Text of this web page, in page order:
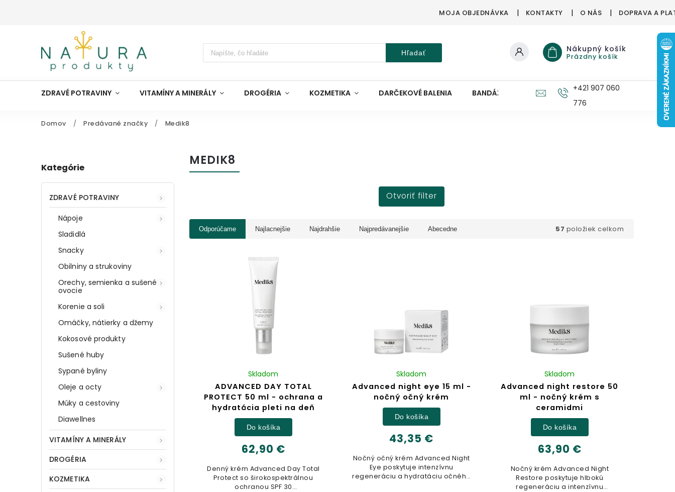
MOJA OBJEDNÁVKA KONTAKTY O NÁS DOPRAVA A
Hľadať Nákupný košík
Prázdny košík
ZDRAVÉ POTRAVINY VITAMÍNY A MINERÁLY DROGÉRIA KOZMETIKA DARČEKOVÉ BALENIA BANDÁŽE, ORTÉZY ZDRAVÉ HUBY
+421 907 060
776
Domov / Predávané značky / Medik8
Kategórie
ZDRAVÉ POTRAVINY
Nápoje
Sladidlá
Snacky
Obilniny a strukoviny
Orechy, semienka a sušené
ovocie
Korenie a soli
Omáčky, nátierky a džemy
Kokosové produkty
Sušené huby
Sypané byliny
Oleje a octy
Múky a cestoviny
Diawellnes
VITAMÍNY A MINERÁLY
DROGÉRIA
KOZMETIKA
MEDIK8
Otvoriť filter
Odporúčame Najlacnejšie Najdrahšie Najpredávanejšie Abecedne 57 položiek celkom
ADVANCED DAY TOTAL
PROTECT 50 ml - ochrana a
hydratácia pleti na deň
Skladom
62,90 €
Do košíka
Denný krém Advanced Day Total
Protect so širokospektrálnou
ochranou SPF 30
Advanced night eye 15 ml -
nočný očný krém
Skladom
43,35 €
Do košíka
Nočný očný krém Advanced Night
Eye poskytuje intenzívnu
regeneráciu a hydratáciu očného
Advanced night restore 50
ml - nočný krém s
ceramidmi
Skladom
63,90 €
Do košíka
Nočný krém Advanced Night
Restore poskytuje hlbokú
regeneráciu a intenzívnu